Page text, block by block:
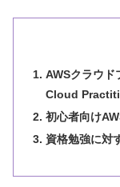
AWSクラウ
Cloud
初心者向け
資格勉強に対